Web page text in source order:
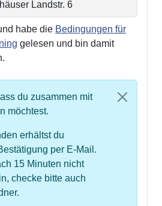
habe die Bedingungen für
gelesen und bin damit
du zusammen mit
möchtest.
erhältst du
per E-Mail.
15 Minuten nicht
checke bitte auch